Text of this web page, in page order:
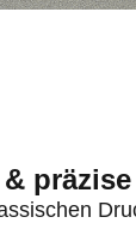
präzise